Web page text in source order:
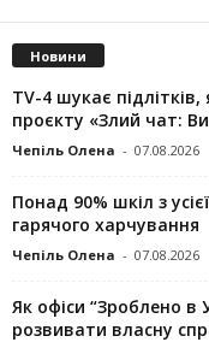
Новини
TV-4 шукає
проєкту «Злий чат:
Чепіль Олена - 07.08.2026
Понад 90% шкіл з
гарячого харчування
Чепіль Олена - 07.08.2026
Як офіси “Зроблено в
розвивати власну